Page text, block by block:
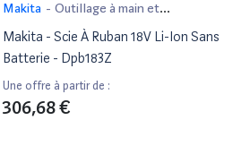
Makita - Outillage à main et
électroportatif
Makita - Scie À Ruban 18V Li-Ion Sans
Batterie - Dpb183Z
Une offre à partir de :
306,68 €